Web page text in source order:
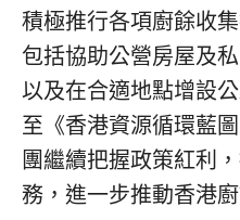
積極推行各項廚餘收
包括協助公營房屋及
以及在合適地點增設
至《香港資源循環藍
團繼續把握政策紅利
務，進一步推動香港